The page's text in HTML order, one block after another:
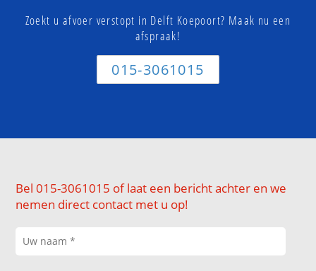
Zoekt u afvoer verstopt in Delft Koepoort? Maak nu een
afspraak!
015-3061015
Bel 015-3061015 of laat een bericht achter en we
nemen direct contact met u op!